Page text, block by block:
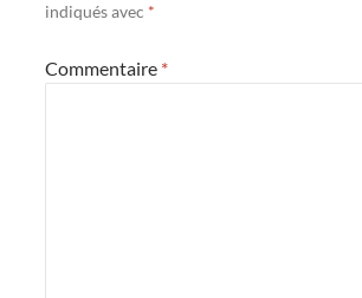
indiqués avec *
Commentaire *